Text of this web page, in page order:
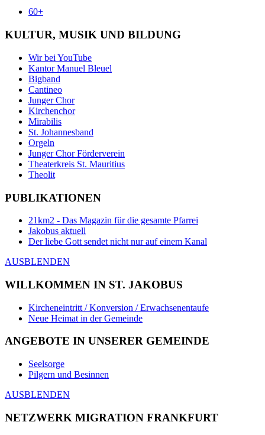
60+
KULTUR, MUSIK UND BILDUNG
Wir bei YouTube
Kantor Manuel Bleuel
Bigband
Cantineo
Junger Chor
Kirchenchor
Mirabilis
St. Johannesband
Orgeln
Junger Chor Förderverein
Theaterkreis St. Mauritius
Theolit
PUBLIKATIONEN
21km2 - Das Magazin für die gesamte Pfarrei
Jakobus aktuell
Der liebe Gott sendet nicht nur auf einem Kanal
AUSBLENDEN
WILLKOMMEN IN ST. JAKOBUS
Kircheneintritt / Konversion / Erwachsenentaufe
Neue Heimat in der Gemeinde
ANGEBOTE IN UNSERER GEMEINDE
Seelsorge
Pilgern und Besinnen
AUSBLENDEN
NETZWERK MIGRATION FRANKFURT